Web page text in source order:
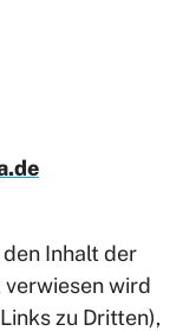
Inhalt der
wird
zu Dritten),